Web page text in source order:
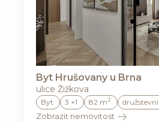
Byt Hrušovany u Brna
ulice Žižkova
Byt 3 +1 82 m2 družstevní
Zobrazit nemovitost